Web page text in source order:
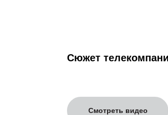
Сюжет
Смотреть видео